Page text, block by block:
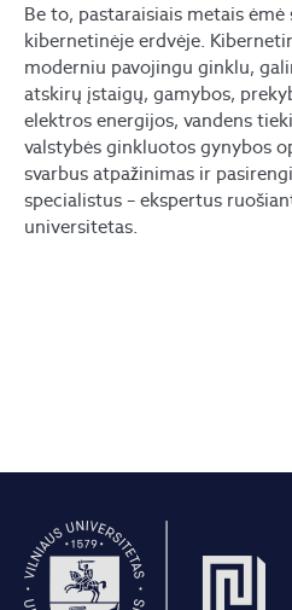
Be to, pastaraisiais metais
kibernetinėje erdvėje.
moderniu pavojingu ginklu,
atskirų įstaigų, gamybos,
elektros energijos, vandens
valstybės ginkluotos gynybos
svarbus atpažinimas ir
specialistus – ekspertus
universitetas.